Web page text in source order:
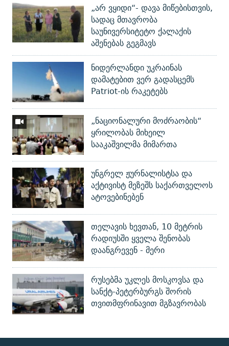
ПРИВЕТ ᲙᲣᲚᲢᲣᲠᲐ
„არ ვყიდი“- დავა მიწებისთვის,
სადაც მთავრობა
საუნივერსიტეტო ქალაქის
აშენებას გეგმავს
ნიდერლანდი უკრაინას
დამატებით ვერ გადასცემს
Patriot-ის რაკეტებს
„ნაციონალური მოძრაობის“
ყრილობას მიხეილ
სააკაშვილმა მიმართა
უნგრელ ჟურნალისტსა და
აქტივისტ მეზეშს საქართველოს
ატოვებინებენ
თელავის ხევთან, 10 მეტრის
რადიუსში ყველა შენობას
დაანგრევენ - მერი
რუსებმა უკლეს მოსკოვსა და
სანქტ-პეტერბურგს შორის
თვითმფრინავით მგზავრობას